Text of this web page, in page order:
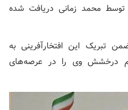
توسط محمد زمانی دریافت شده
تبریک این افتخارآفرینی به
درخشش وی را در عرصه‌های